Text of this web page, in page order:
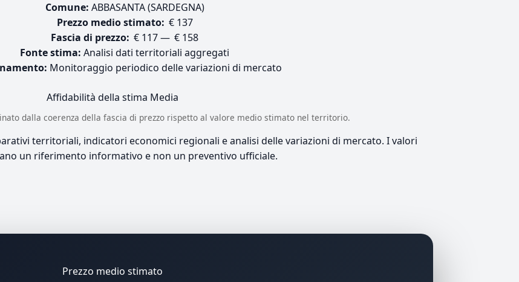
Comune: ABBASANTA (SARDEGNA)
Prezzo medio stimato: € 137
Fascia di prezzo: € 117 — € 158
Fonte stima: Analisi dati territoriali aggregati
Monitoraggio periodico delle variazioni di mercato
Affidabilità della stima Media
dalla coerenza della fascia di prezzo rispetto al valore medio stimato nel territorio.
territoriali, indicatori economici regionali e analisi delle variazioni di mercato. I valori
un riferimento informativo e non un preventivo ufficiale.
Prezzo medio stimato